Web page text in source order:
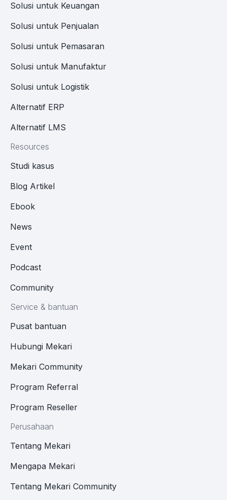
Solusi untuk Keuangan
Solusi untuk Penjualan
Solusi untuk Pemasaran
Solusi untuk Manufaktur
Solusi untuk Logistik
Alternatif ERP
Alternatif LMS
Resources
Studi kasus
Blog Artikel
Ebook
News
Event
Podcast
Community
Service & bantuan
Pusat bantuan
Hubungi Mekari
Mekari Community
Program Referral
Program Reseller
Perusahaan
Tentang Mekari
Mengapa Mekari
Tentang Mekari Community